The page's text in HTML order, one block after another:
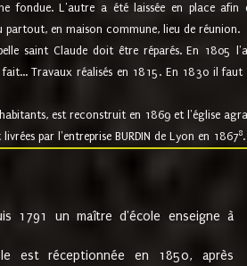
fondue. L'autre a été laissée en place
partout, en maison commune, lieu de réunion.
saint Claude doit être réparés. En 1805
Travaux réalisés en 1815. En 1830 il
est reconstruit en 1869 et l'église
par l'entreprise BURDIN de Lyon en 18678.
1791 un maître d'école enseigne à
est réceptionnée en 1850, après